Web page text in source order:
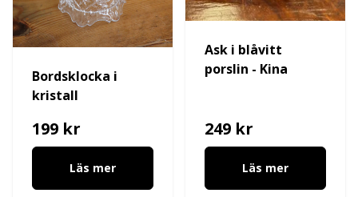
Bordsklocka i
kristall
199 kr
Läs mer
Ask i blåvitt
porslin - Kina
249 kr
Läs mer